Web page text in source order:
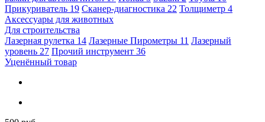
Прикуриватель 19 Сканер-диагностика 22 Толщиметр 4
Аксессуары для животных
Для строительства
Лазерная рулетка 14 Лазерные Пирометры 11 Лазерный
уровень 27 Прочий инструмент 36
Уценённый товар